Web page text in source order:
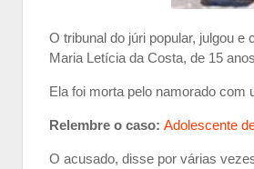
O tribunal do júri popular, julgou
Maria Letícia da Costa, de 15
Ela foi morta pelo namorado com
Relembre o caso: Adolescente
O acusado, disse por várias